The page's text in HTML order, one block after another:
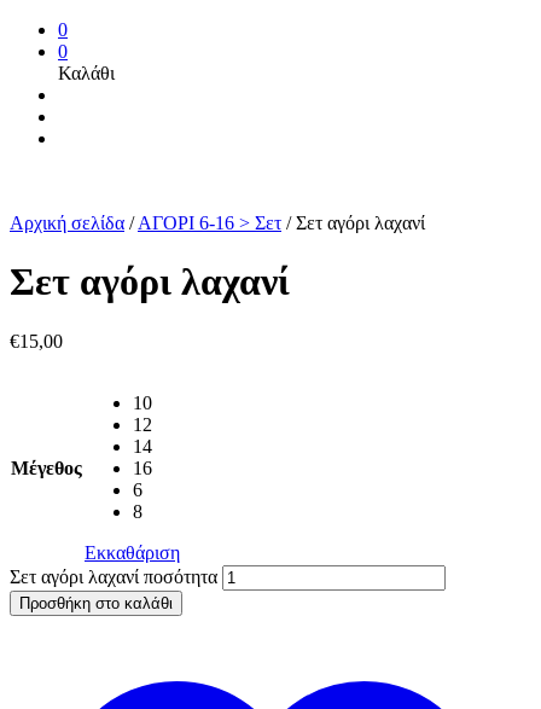
0
0
Καλάθι
Αρχική σελίδα / ΑΓΟΡΙ 6-16 > Σετ /Σετ αγόρι λαχανί
Σετ αγόρι λαχανί
€15,00
Μέγεθος
10
12
14
16
6
8
Εκκαθάριση
Σετ αγόρι λαχανί ποσότητα
Προσθήκη στο καλάθι